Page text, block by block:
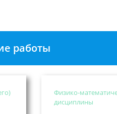
работы
Физико-
дисциплины